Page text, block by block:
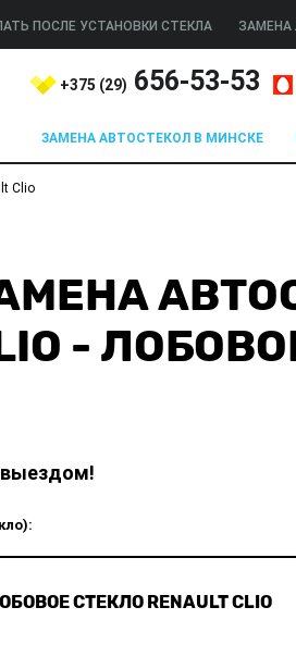
ПОСЛЕ УСТАНОВКИ СТЕКЛА ЗАМЕНА
+375 (29) 656-53-53
ЗАМЕНА АВТОСТЕКОЛ В МИНСКЕ
Clio
-
СТЕКЛО RENAULT CLIO